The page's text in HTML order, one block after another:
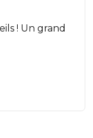
! Un grand